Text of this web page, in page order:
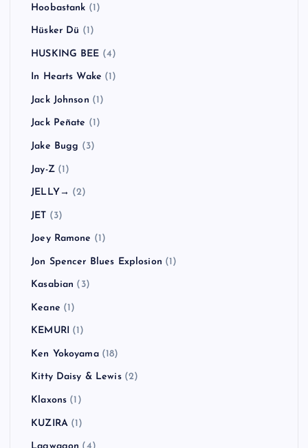
Hoobastank (1)
Hüsker Dü (1)
HUSKING BEE (4)
In Hearts Wake (1)
Jack Johnson (1)
Jack Peñate (1)
Jake Bugg (3)
Jay-Z(1)
JELLY→ (2)
JET (3)
Joey Ramone (1)
Jon Spencer Blues Explosion (1)
Kasabian (3)
Keane (1)
KEMURI (1)
Ken Yokoyama(18)
Kitty Daisy & Lewis(2)
Klaxons (1)
KUZIRA(1)